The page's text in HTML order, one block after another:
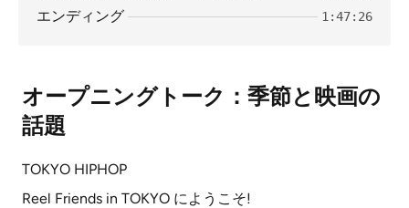
エンディング 1:47:26
オープニングトーク：季節と映画の
話題
TOKYO HIPHOP
Reel Friends in TOKYO にようこそ!